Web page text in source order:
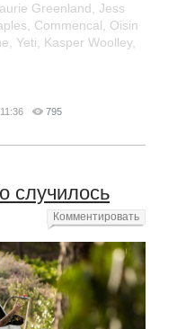
Greenland Jess
Commencal
Oisin
Yeti Kasper Woolley,
795
случилось
Комментировать